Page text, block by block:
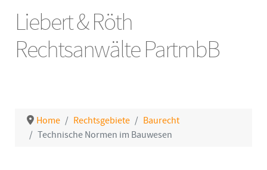
Liebert & Röth
Rechtsanwälte PartmbB
Home Rechtsgebiete
Baurecht
Technische Normen im Bauwesen